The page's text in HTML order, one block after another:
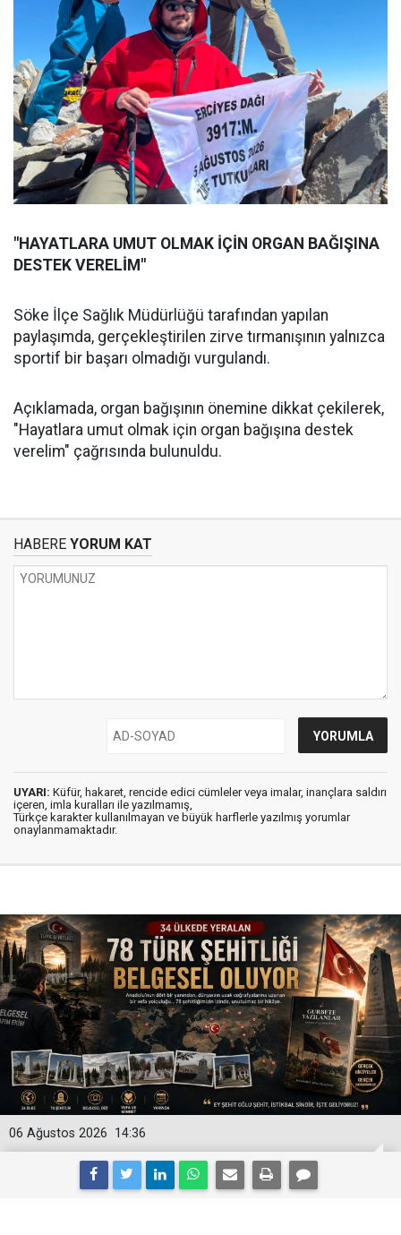
"HAYATLARA UMUT OLMAK İÇİN ORGAN BAĞIŞINA
DESTEK VERELİM"
Söke İlçe Sağlık Müdürlüğü tarafından yapılan
paylaşımda, gerçekleştirilen zirve tırmanışının yalnızca
sportif bir başarı olmadığı vurgulandı.
Açıklamada, organ bağışının önemine dikkat çekilerek,
"Hayatlara umut olmak için organ bağışına destek
verelim" çağrısında bulunuldu.
HABERE YORUM KAT
UYARI: Küfür, hakaret, rencide edici cümleler veya imalar, inançlara saldırı
içeren, imla kuralları ile yazılmamış,
Türkçe karakter kullanılmayan ve büyük harflerle yazılmış yorumlar
onaylanmamaktadır.
14:36
06 Ağustos 2026